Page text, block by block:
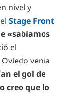
nivel y
Stage Front
«sabíamos
el
venía
el gol de
creo que lo